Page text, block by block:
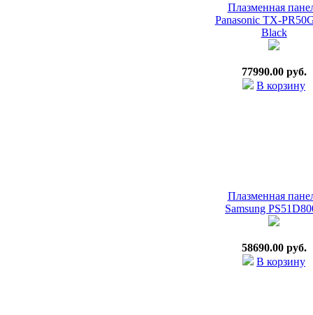
Плазменная
Panasonic TX-
Black
77990.00 руб.
В корзину
Плазменная
Samsung
58690.00 руб.
В корзину